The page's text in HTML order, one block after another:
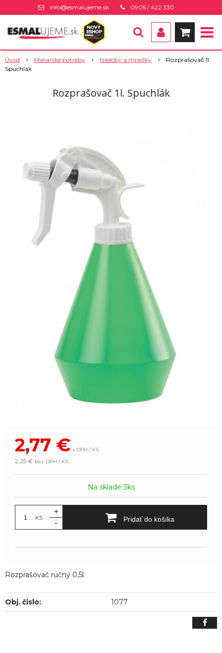
info@esmalujeme.sk 0905 / 422 330
Úvod Maliarske potreby Nádoby a mriežky
Rozprašovač 1l.
Spuchlák
Rozprašovač 1l. Spuchlák
2,77 € s DPH / KS
2,25 € bez DPH / KS
Na sklade 3ks
KS
+
-
Pridať do košíka
Rozprašovač ručný 0,5l.
Obj. čislo: 1077